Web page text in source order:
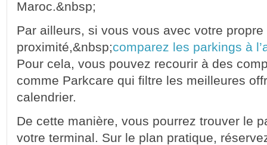
Maroc.&nbsp;
Par ailleurs, si vous vous avec votre
proximité,&nbsp;comparez les parkings à
Pour cela, vous pouvez recourir à des
comme Parkcare qui filtre les meilleures
calendrier.
De cette manière, vous pourrez trouver le
votre terminal. Sur le plan pratique,